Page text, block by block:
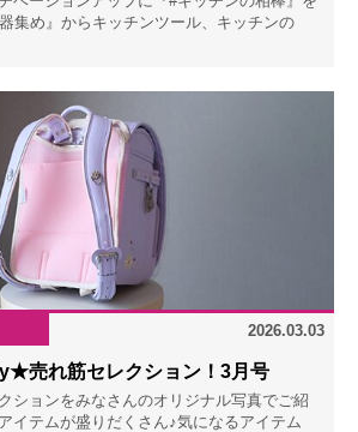
集め』からキッチンツール、キッチンの
2026.03.03
売れ筋セレクション！3月号
ションをみなさんのオリジナル写真でご紹
イテムが盛りだくさん♪気になるアイテム